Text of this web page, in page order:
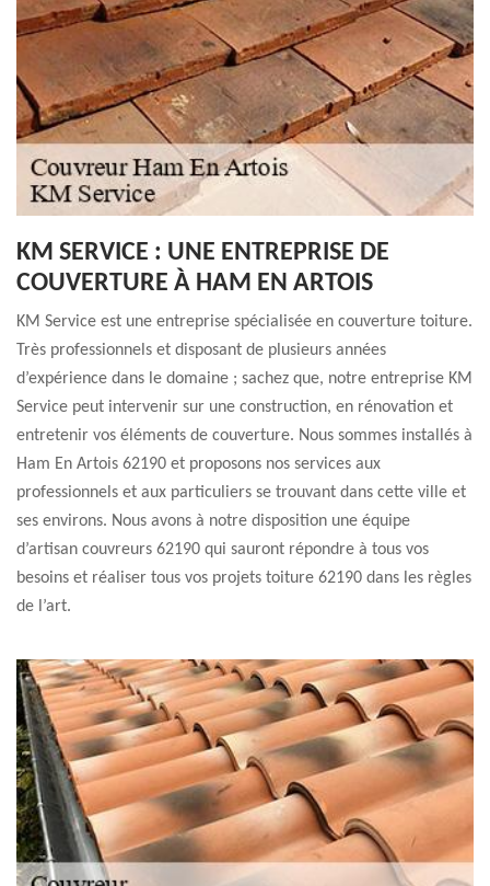
KM SERVICE : UNE ENTREPRISE DE
COUVERTURE À HAM EN ARTOIS
KM Service est une entreprise spécialisée en couverture toiture.
Très professionnels et disposant de plusieurs années
d’expérience dans le domaine ; sachez que, notre entreprise KM
Service peut intervenir sur une construction, en rénovation et
entretenir vos éléments de couverture. Nous sommes installés à
Ham En Artois 62190 et proposons nos services aux
professionnels et aux particuliers se trouvant dans cette ville et
ses environs. Nous avons à notre disposition une équipe
d’artisan couvreurs 62190 qui sauront répondre à tous vos
besoins et réaliser tous vos projets toiture 62190 dans les règles
de l’art.